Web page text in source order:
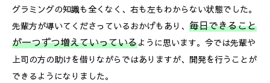
グラミングの知識も全くなく、右も左もわからない状態でした。
先輩方が導いてくださっているおかげもあり、 毎日できること
が一つずつ増えていっているように思います。今では先輩や
上司の方の助けを借りながらではありますが、開発を行うことが
できるようになりました。